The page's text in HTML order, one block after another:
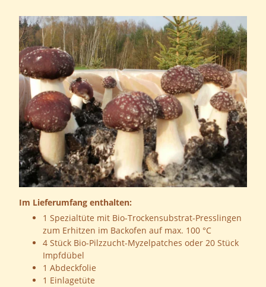
Im Lieferumfang enthalten:
1 Spezialtüte mit Bio-Trockensubstrat-Presslingen
zum Erhitzen im Backofen auf max. 100 °C
4 Stück Bio-Pilzzucht-Myzelpatches oder 20 Stück
Impfdübel
1 Abdeckfolie
1 Einlagetüte